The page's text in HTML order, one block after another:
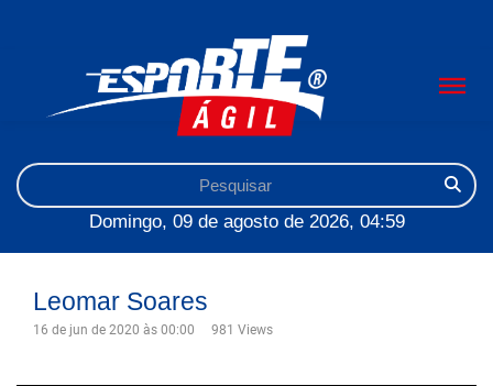
Domingo, 09 de agosto de 2026, 04:59
Leomar Soares
16 de jun de 2020 às 00:00 981 Views